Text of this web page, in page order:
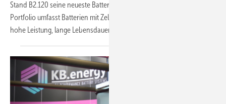
Stand B2.120 seine neueste Batterietechnologie vorstellen. Das
Portfolio umfasst Batterien mit Zellen aus Lithium und Blei. Sie bieten
hohe Leistung, lange Lebensdauer und zuverlässigen